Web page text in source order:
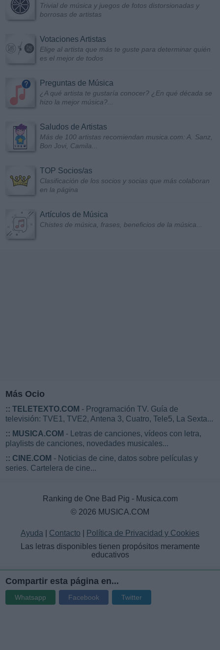
Trivial de música y juegos de fotos distorsionadas y
borrosas de artistas
Votaciones Artistas
Elige al artista que más te guste para determinar quién
es el mejor de todos
Preguntas de Música
¿A qué artista te gustaría conocer? ¿En qué década se
hizo la mejor música?...
Saludos de Artistas
Más de 100 artistas recomiendan musica.com: A. Sanz,
Bon Jovi, Camila...
TOP Socios/as
Clasificación de los socios y socias que más colaboran
en la página
Artículos de Música
Chistes de música, frases, beneficios de la música...
Más Ocio
:: TELETEXTO.COM - Programación TV. Guía de
televisión: TVE1, TVE2, Antena 3, Cuatro, Tele5, La Sexta...
:: MUSICA.COM - Letras de canciones, vídeos con letra,
playlists de canciones, novedades musicales...
:: CINE.COM - Noticias de cine, datos sobre películas y
series. Cartelera de cine...
Ranking de One Bad Pig - Musica.com
© 2026 MUSICA.COM
Ayuda Contacto
Política de Privacidad y Cookies
Las letras disponibles tienen propósitos meramente
educativos
Compartir esta página en...
Whatsapp Facebook Twitter